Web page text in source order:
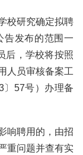
校研究确定拟聘
告发布的范围一
后，学校将按照
人员审核备案工
〕57号）办理备
响聘用的，由招
重问题并查有实